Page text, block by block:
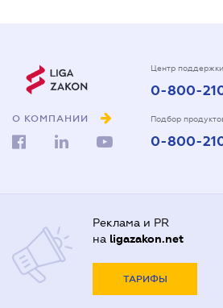
О КОМПАНИИ
Центр
0-800-
Подбор
0-800-
Реклама и PR
на ligazakon.net
ТАРИФЫ